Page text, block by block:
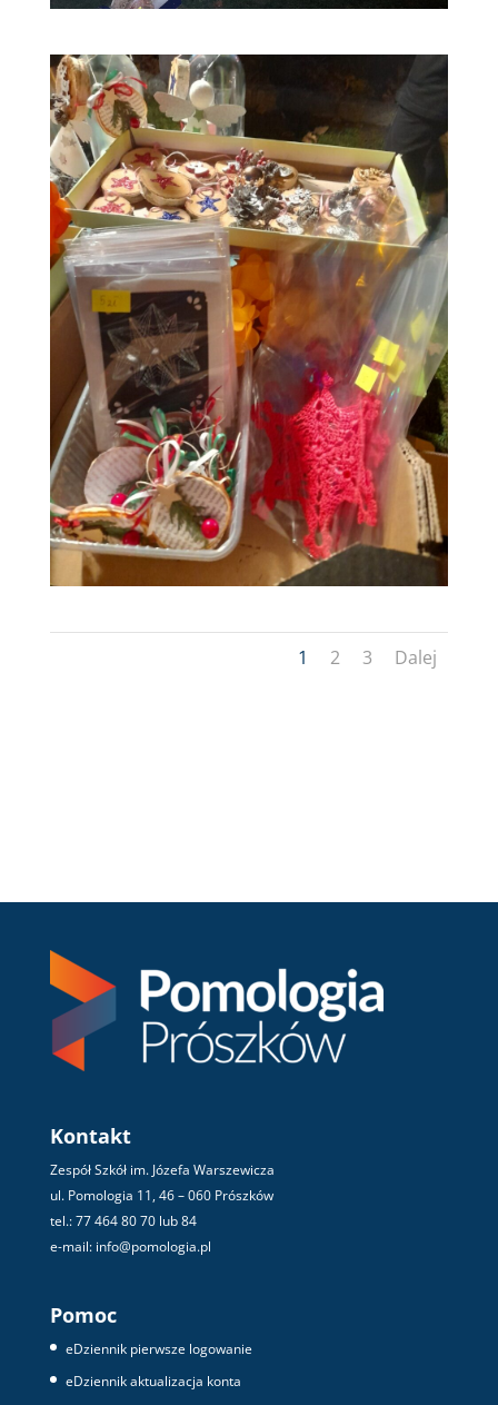
1 2 3 Dalej
Kontakt
Zespół Szkół im. Józefa Warszewicza
ul. Pomologia 11, 46 – 060 Prószków
tel.: 77 464 80 70 lub 84
e-mail: info@pomologia.pl
Pomoc
eDziennik pierwsze logowanie
eDziennik aktualizacja konta